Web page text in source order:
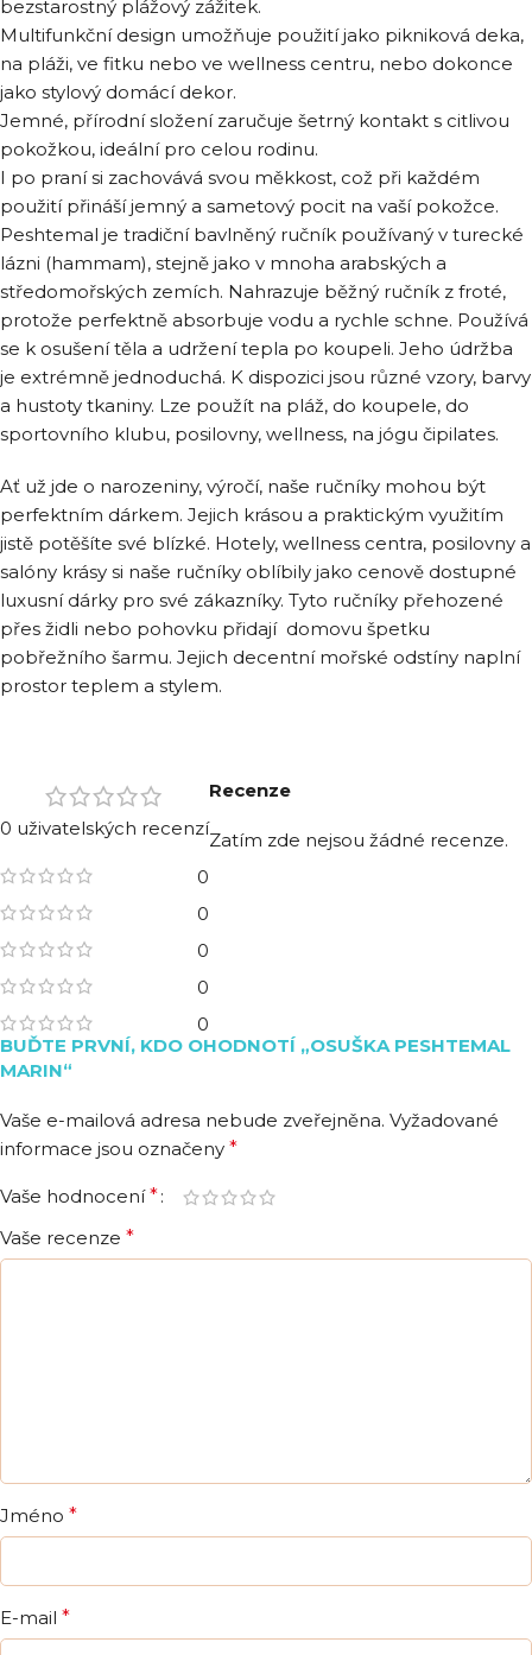
bezstarostný plážový zážitek.
Multifunkční design umožňuje použití jako pikniková deka,
na pláži, ve fitku nebo ve wellness centru, nebo dokonce
jako stylový domácí dekor.
Jemné, přírodní složení zaručuje šetrný kontakt s citlivou
pokožkou, ideální pro celou rodinu.
I po praní si zachovává svou měkkost, což při každém
použití přináší jemný a sametový pocit na vaší pokožce.
Peshtemal je tradiční bavlněný ručník používaný v turecké
lázni (hammam), stejně jako v mnoha arabských a
středomořských zemích. Nahrazuje běžný ručník z froté,
protože perfektně absorbuje vodu a rychle schne. Používá
se k osušení těla a udržení tepla po koupeli. Jeho údržba
je extrémně jednoduchá. K dispozici jsou různé vzory, barvy
a hustoty tkaniny. Lze použít na pláž, do koupele, do
sportovního klubu, posilovny, wellness, na jógu čipilates.
Ať už jde o narozeniny, výročí, naše ručníky mohou být
perfektním dárkem. Jejich krásou a praktickým využitím
jistě potěšíte své blízké. Hotely, wellness centra, posilovny a
salóny krásy si naše ručníky oblíbily jako cenově dostupné
luxusní dárky pro své zákazníky. Tyto ručníky přehozené
přes židli nebo pohovku přidají domovu špetku
pobřežního šarmu. Jejich decentní mořské odstíny naplní
prostor teplem a stylem.
0 uživatelských recenzí
0
0
0
0
0
Recenze
Zatím zde nejsou žádné recenze.
BUĎTE PRVNÍ, KDO OHODNOTÍ „OSUŠKA PESHTEMAL
MARIN“
Vaše e-mailová adresa nebude zveřejněna. Vyžadované
informace jsou označeny *
Vaše hodnocení*
Vaše recenze *
Jméno *
E-mail *